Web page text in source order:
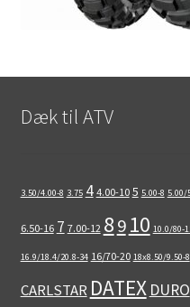
Dæk til ATV
3.50/4.00-8 3.75 4 4.00-10 5 5.00-8 5.00/
6.50-16 7 7.00-12 89 10 10.0/80-
16.9/18.4/20.8-34 16/70-20 18x8.50/9.50-8
CARLSTAR DATEX DURO